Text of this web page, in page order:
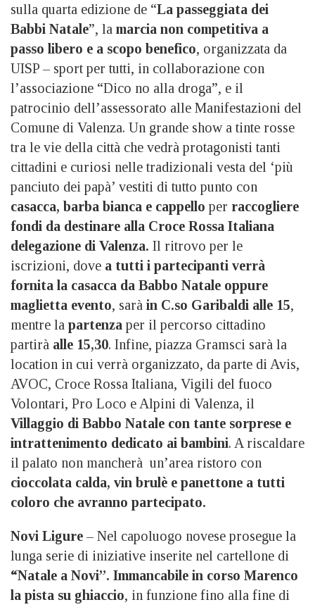
sulla quarta edizione de “La passeggiata dei
Babbi Natale”, la marcia non competitiva a
passo libero e a scopo benefico, organizzata da
UISP – sport per tutti, in collaborazione con
l’associazione “Dico no alla droga”, e il
patrocinio dell’assessorato alle Manifestazioni del
Comune di Valenza. Un grande show a tinte rosse
tra le vie della città che vedrà protagonisti tanti
cittadini e curiosi nelle tradizionali vesta del ‘più
panciuto dei papà’ vestiti di tutto punto con
casacca, barba bianca e cappello per raccogliere
fondi da destinare alla Croce Rossa Italiana
delegazione di Valenza. Il ritrovo per le
iscrizioni, dove a tutti i partecipanti verrà
fornita la casacca da Babbo Natale oppure
maglietta evento, sarà in C.so Garibaldi alle 15,
mentre la partenza per il percorso cittadino
partirà alle 15,30. Infine, piazza Gramsci sarà la
location in cui verrà organizzato, da parte di Avis,
AVOC, Croce Rossa Italiana, Vigili del fuoco
Volontari, Pro Loco e Alpini di Valenza, il
Villaggio di Babbo Natale con tante sorprese e
intrattenimento dedicato ai bambini. A riscaldare
il palato non mancherà un’area ristoro con
cioccolata calda, vin brulè e panettone a tutti
coloro che avranno partecipato.
Novi Ligure – Nel capoluogo novese prosegue la
lunga serie di iniziative inserite nel cartellone di
“Natale a Novi”. Immancabile in corso Marenco
la pista su ghiaccio, in funzione fino alla fine di